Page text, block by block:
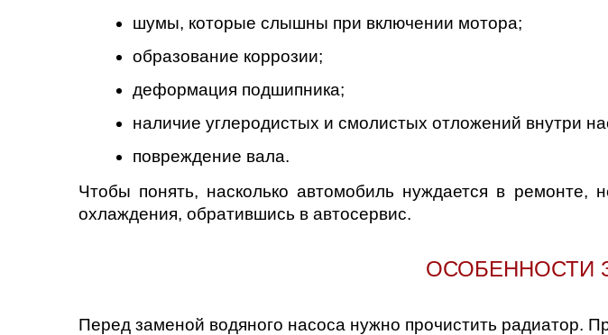
Пенза
Петрозаводск
Санкт-Петербург
шумы, которые слышны при включении мотора;
образование коррозии;
деформация подшипника;
наличие углеродистых и смолистых отложений внутри
повреждение вала.
Чтобы понять, насколько автомобиль нуждается в ремонте,
охлаждения, обратившись в автосервис.
ОСОБЕННОСТИ
Перед заменой водяного насоса нужно прочистить радиатор.